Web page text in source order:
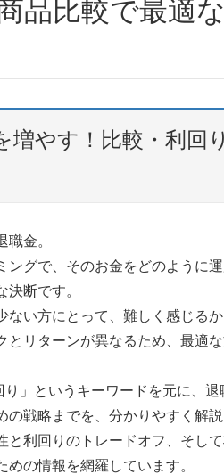
増やす！比較・利回
金。
ングで、そのお金をどのように
断です。
い方にとって、難しく感じるか
リターンが異なるため、最適
」というキーワードを元に、退
戦略までを、分かりやすく解説
と利回りのトレードオフ、そし
の情報を網羅しています。